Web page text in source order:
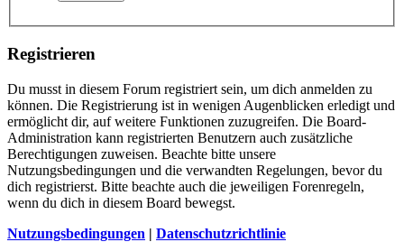
Registrieren
Du musst in diesem Forum registriert sein, um dich anmelden zu
können. Die Registrierung ist in wenigen Augenblicken erledigt und
ermöglicht dir, auf weitere Funktionen zuzugreifen. Die Board-
Administration kann registrierten Benutzern auch zusätzliche
Berechtigungen zuweisen. Beachte bitte unsere
Nutzungsbedingungen und die verwandten Regelungen, bevor du
dich registrierst. Bitte beachte auch die jeweiligen Forenregeln,
wenn du dich in diesem Board bewegst.
Nutzungsbedingungen | Datenschutzrichtlinie